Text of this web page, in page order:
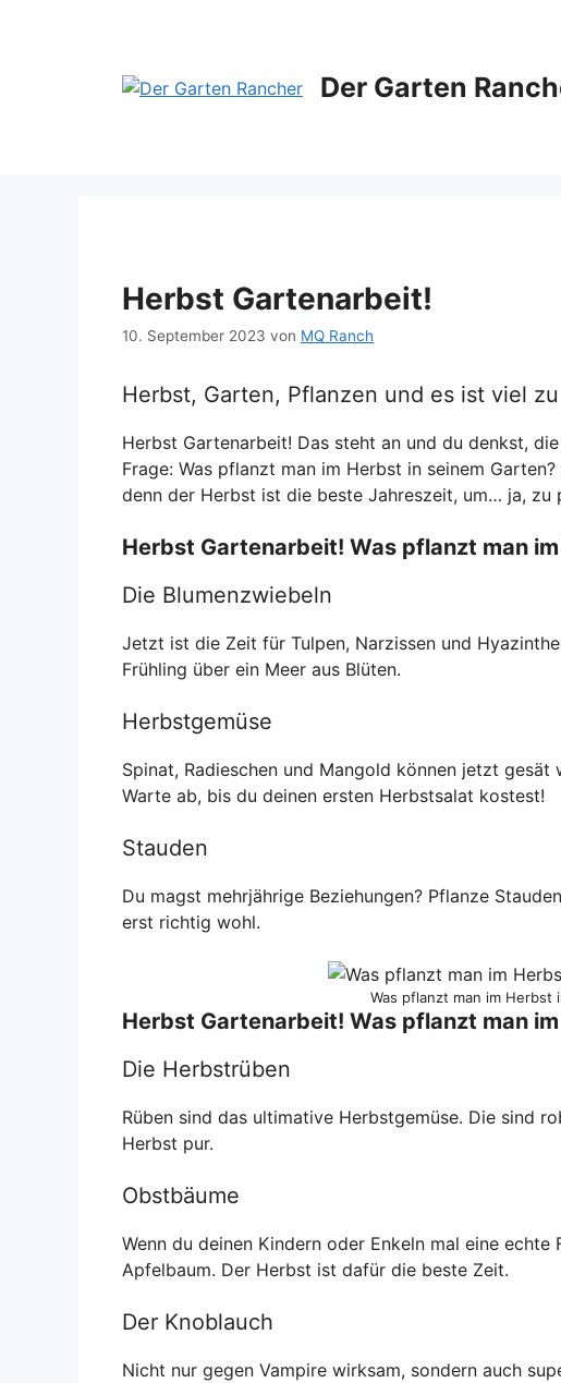
Der Garten
Herbst Gartenarbeit!
10. September 2023 von MQ Ranch
Herbst, Garten, Pflanzen und es ist viel
Herbst Gartenarbeit! Das steht an und du denkst,
Frage: Was pflanzt man im Herbst in seinem
denn der Herbst ist die beste Jahreszeit, um… ja, zu
Herbst Gartenarbeit! Was pflanzt man
Die Blumenzwiebeln
Jetzt ist die Zeit für Tulpen, Narzissen und
Frühling über ein Meer aus Blüten.
Herbstgemüse
Spinat, Radieschen und Mangold können jetzt
Warte ab, bis du deinen ersten Herbstsalat kostest!
Stauden
Du magst mehrjährige Beziehungen? Pflanze
erst richtig wohl.
Was pflanzt man im Herbst
Herbst Gartenarbeit! Was pflanzt man
Die Herbstrüben
Rüben sind das ultimative Herbstgemüse. Die sind
Herbst pur.
Obstbäume
Wenn du deinen Kindern oder Enkeln mal eine
Apfelbaum. Der Herbst ist dafür die beste Zeit.
Der Knoblauch
Nicht nur gegen Vampire wirksam, sondern auch